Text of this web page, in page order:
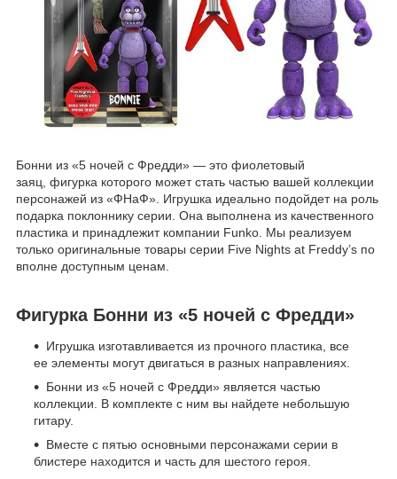
Бонни из «5 ночей с Фредди» — это фиолетовый
заяц, фигурка которого может стать частью вашей коллекции
персонажей из «ФНаФ». Игрушка идеально подойдет на роль
подарка поклоннику серии. Она выполнена из качественного
пластика и принадлежит компании Funko. Мы реализуем
только оригинальные товары серии Five Nights at Freddy’s по
вполне доступным ценам.
Фигурка Бонни из «5 ночей с Фредди»
Игрушка изготавливается из прочного пластика, все
ее элементы могут двигаться в разных направлениях.
Бонни из «5 ночей с Фредди» является частью
коллекции. В комплекте с ним вы найдете небольшую
гитару.
Вместе с пятью основными персонажами серии в
блистере находится и часть для шестого героя.